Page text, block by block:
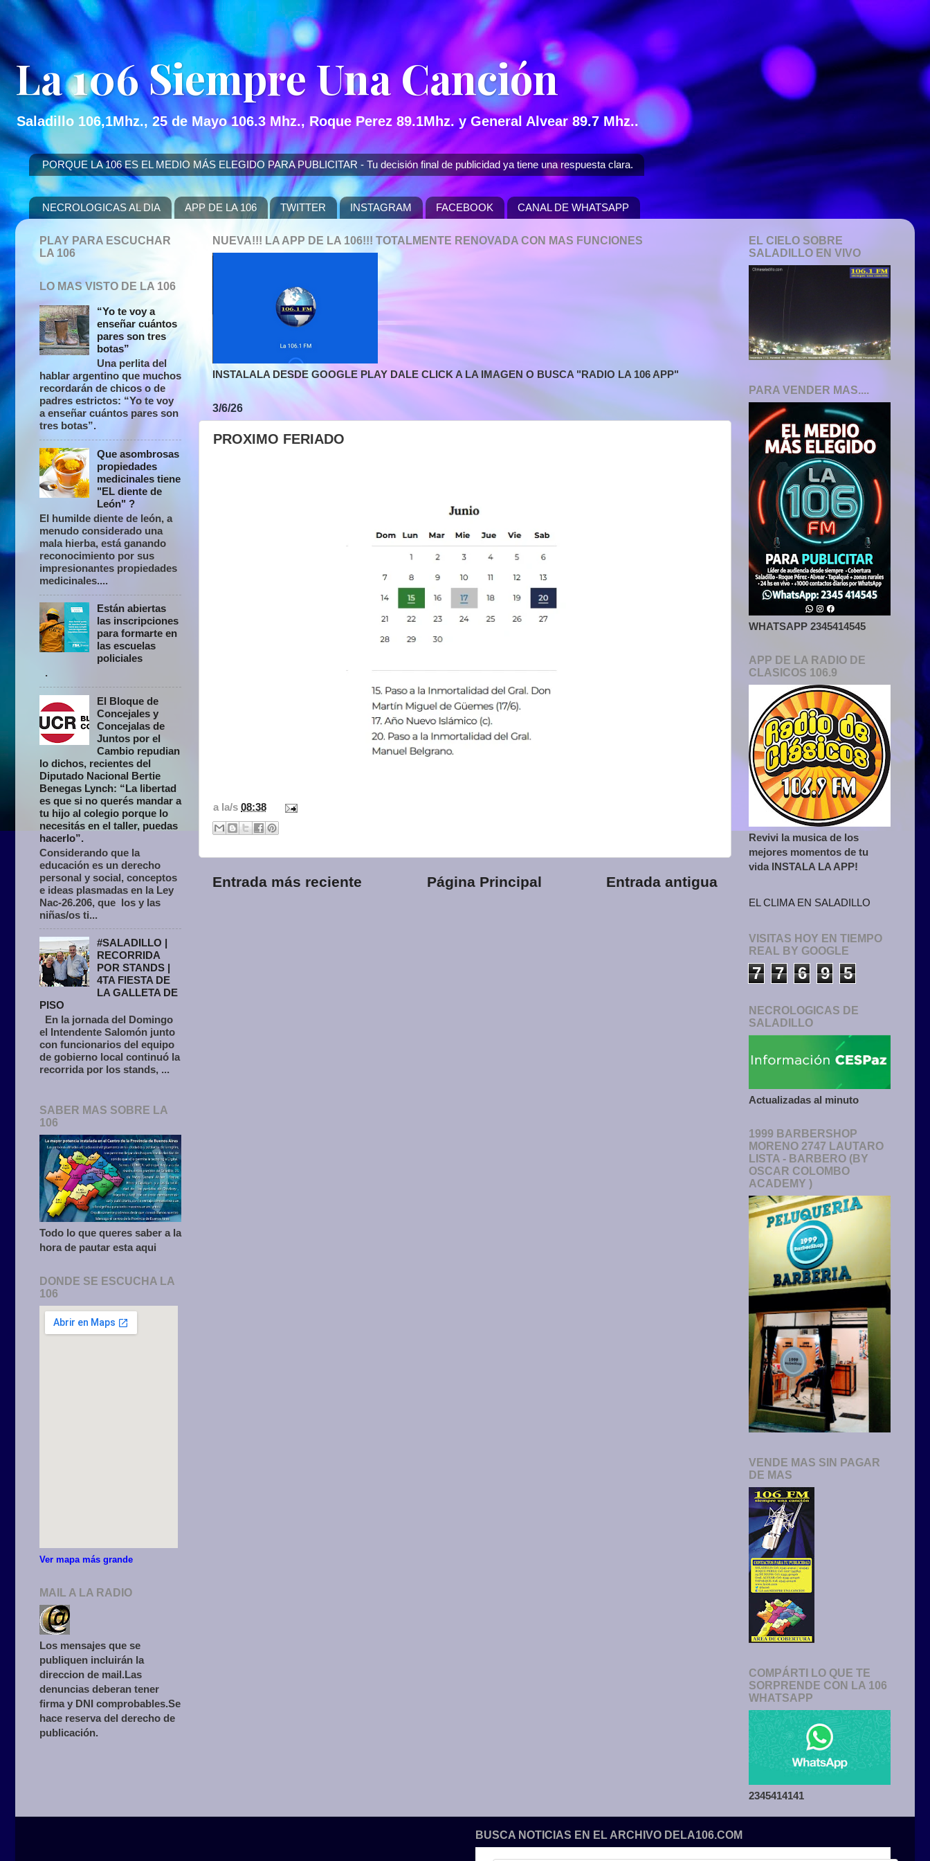
La 106 Siempre Una Canción
Saladillo 106,1Mhz., 25 de Mayo 106.3 Mhz., Roque Perez 89.1Mhz. y General Alvear 89.7 Mhz..
PORQUE LA 106 ES EL MEDIO MÁS ELEGIDO PARA PUBLICITAR - Tu decisión final de publicidad ya tiene una respuesta clara.
NECROLOGICAS AL DIA APP DE LA 106 TWITTER INSTAGRAM FACEBOOK CANAL DE WHATSAPP
NUEVA!!! LA APP DE LA 106!!! TOTALMENTE RENOVADA CON MAS FUNCIONES
INSTALALA DESDE GOOGLE PLAY DALE CLICK A LA IMAGEN O BUSCA "RADIO LA 106 APP"
3/6/26
PROXIMO FERIADO
a la/s 08:38
Entrada más reciente Entrada antigua
Página Principal
PLAY PARA ESCUCHAR
LA 106
LO MAS VISTO DE LA 106
“Yo te voy a
enseñar cuántos
pares son tres
botas”
Una perlita del
hablar argentino que muchos
recordarán de chicos o de
padres estrictos: “Yo te voy
a enseñar cuántos pares son
tres botas”.
Que asombrosas
propiedades
medicinales tiene
"EL diente de
León" ?
El humilde diente de león, a
menudo considerado una
mala hierba, está ganando
reconocimiento por sus
impresionantes propiedades
medicinales....
Están abiertas
las inscripciones
para formarte en
las escuelas
policiales
.
El Bloque de
Concejales y
Concejalas de
Juntos por el
Cambio repudian
lo dichos, recientes del
Diputado Nacional Bertie
Benegas Lynch: “La libertad
es que si no querés mandar a
tu hijo al colegio porque lo
necesitás en el taller, puedas
hacerlo”.
Considerando que la
educación es un derecho
personal y social, conceptos
e ideas plasmadas en la Ley
Nac-26.206, que los y las
niñas/os ti...
#SALADILLO |
RECORRIDA
POR STANDS |
4TA FIESTA DE
LA GALLETA DE
PISO
En la jornada del Domingo
el Intendente Salomón junto
con funcionarios del equipo
de gobierno local continuó la
recorrida por los stands, ...
SABER MAS SOBRE LA
106
Todo lo que queres saber a la
hora de pautar esta aqui
DONDE SE ESCUCHA LA
106
Ver mapa más grande
MAIL A LA RADIO
Los mensajes que se
publiquen incluirán la
direccion de mail.Las
denuncias deberan tener
firma y DNI comprobables.Se
hace reserva del derecho de
publicación.
EL CIELO SOBRE
SALADILLO EN VIVO
PARA VENDER MAS....
WHATSAPP 2345414545
APP DE LA RADIO DE
CLASICOS 106.9
Revivi la musica de los
mejores momentos de tu
vida INSTALA LA APP!
EL CLIMA EN SALADILLO
VISITAS HOY EN TIEMPO
REAL BY GOOGLE
7 7 6 9 5
NECROLOGICAS DE
SALADILLO
Actualizadas al minuto
1999 BARBERSHOP
MORENO 2747 LAUTARO
LISTA - BARBERO (BY
OSCAR COLOMBO
ACADEMY )
VENDE MAS SIN PAGAR
DE MAS
COMPÁRTI LO QUE TE
SORPRENDE CON LA 106
WHATSAPP
2345414141
BUSCA NOTICIAS EN EL ARCHIVO DELA106.COM